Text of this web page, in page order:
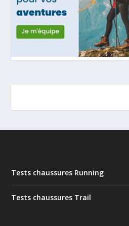
Tests chaussures Running
Tests chaussures Trail